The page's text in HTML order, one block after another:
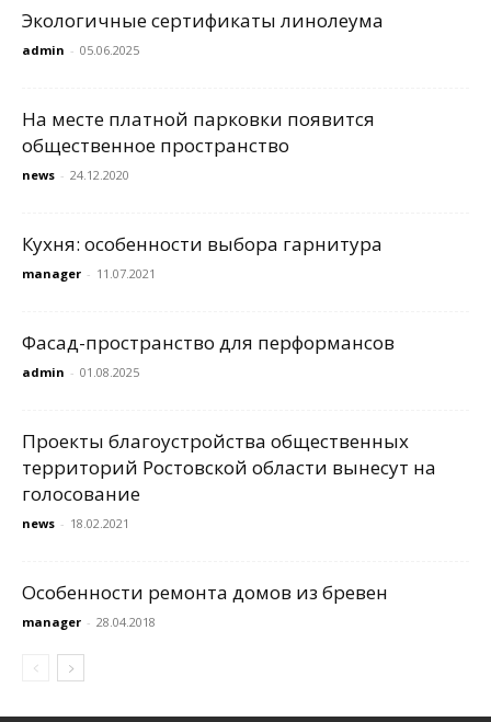
Экологичные сертификаты линолеума
admin - 05.06.2025
На месте платной парковки появится
общественное пространство
news - 24.12.2020
Кухня: особенности выбора гарнитура
manager - 11.07.2021
Фасад-пространство для перформансов
admin - 01.08.2025
Проекты благоустройства общественных
территорий Ростовской области вынесут на
голосование
news - 18.02.2021
Особенности ремонта домов из бревен
manager - 28.04.2018